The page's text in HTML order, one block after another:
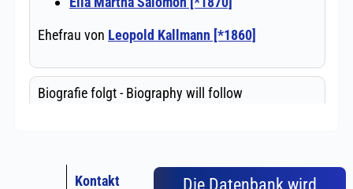
Kontakt Die Datenbank wird